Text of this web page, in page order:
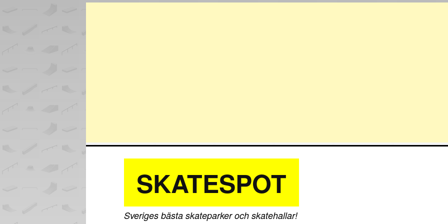
SKATESPOT
Sveriges bästa skateparker och skatehallar!